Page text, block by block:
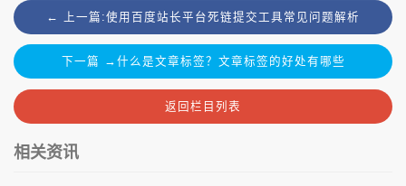
← 上一篇:使用百度站长平台死链提交工具常见问题解析
下一篇 →什么是文章标签？文章标签的好处有哪些
返回栏目列表
相关资讯